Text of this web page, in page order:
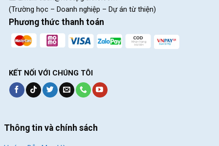
(Trường học – Doanh nghiệp – Dự án từ thiện)
Phương thức thanh toán
KẾT NỐI VỚI CHÚNG TÔI
Thông tin và chính sách